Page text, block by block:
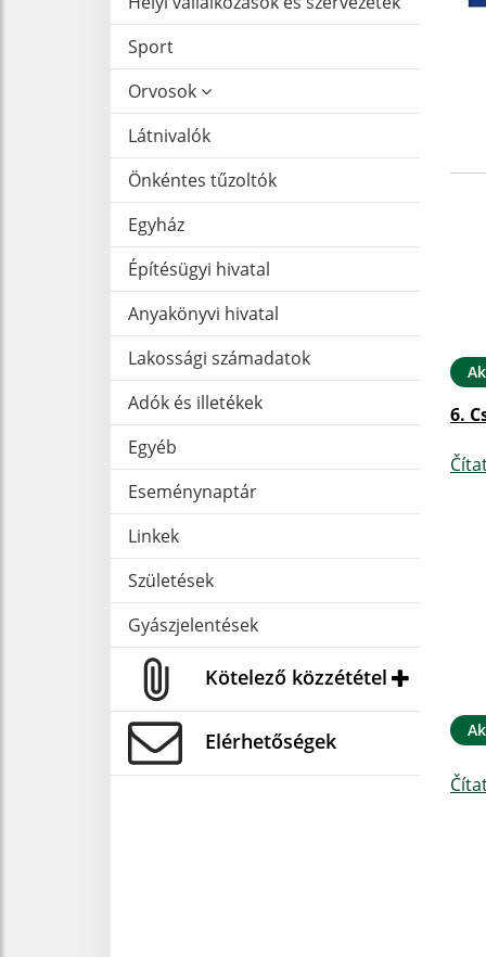
Sport
Orvosok
Látnivalók
Önkéntes tűzoltók
Egyház
Építésügyi hivatal
Anyakönyvi hivatal
Lakossági számadatok
Adók és illetékek
Egyéb
Eseménynaptár
Linkek
Születések
Gyászjelentések
Kötelező közzététel
Elérhetőségek
6.